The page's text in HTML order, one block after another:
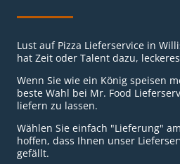
Lust auf Pizza Lieferservice in
hat Zeit oder Talent dazu,
Wenn Sie wie ein König speisen
beste Wahl bei Mr. Food
liefern zu lassen.
Wählen Sie einfach "Lieferung"
hoffen, dass Ihnen unser
gefällt.